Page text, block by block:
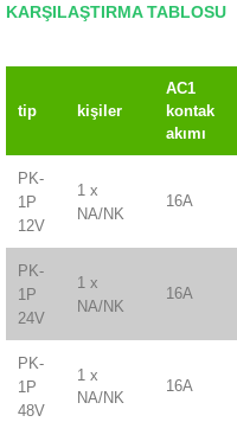
KARŞILAŞTIRMA TABLOSU
tip kişiler
AC1
kontak
akımı
PK-
1P
12V
1 x
NA/NK
16A
PK-
1P
24V
1 x
NA/NK
16A
PK-
1P
48V
1 x
NA/NK
16A